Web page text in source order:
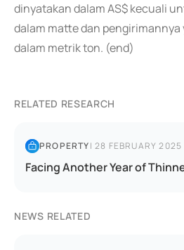
dinyatakan dalam AS$ kecuali
dalam matte dan pengirimannya
dalam metrik ton. (end)
RELATED RESEARCH
PROPERTY|28 FEBRUARY 2025
Facing Another Year of
NEWS RELATED